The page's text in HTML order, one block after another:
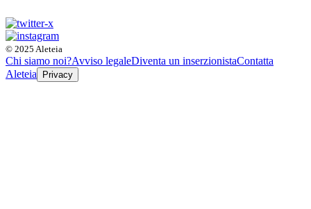
© 2025 Aleteia
Chi siamo noi?Avviso legaleDiventa un inserzionistaContatta
Aleteia
Privacy